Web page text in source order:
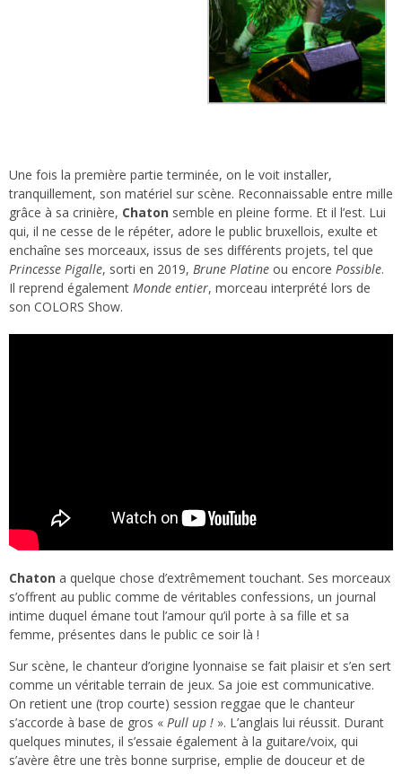
Une fois la première partie terminée, on le voit installer,
tranquillement, son matériel sur scène. Reconnaissable entre mille
grâce à sa crinière, Chaton semble en pleine forme. Et il l’est. Lui
qui, il ne cesse de le répéter, adore le public bruxellois, exulte et
enchaîne ses morceaux, issus de ses différents projets, tel que
Princesse Pigalle, sorti en 2019, Brune Platine ou encore Possible.
Il reprend également Monde entier, morceau interprété lors de
son COLORS Show.
Chaton a quelque chose d’extrêmement touchant. Ses morceaux
s’offrent au public comme de véritables confessions, un journal
intime duquel émane tout l’amour qu’il porte à sa fille et sa
femme, présentes dans le public ce soir là !
Sur scène, le chanteur d’origine lyonnaise se fait plaisir et s’en sert
comme un véritable terrain de jeux. Sa joie est communicative.
On retient une (trop courte) session reggae que le chanteur
s’accorde à base de gros « Pull up ! ». L’anglais lui réussit. Durant
quelques minutes, il s’essaie également à la guitare/voix, qui
s’avère être une très bonne surprise, emplie de douceur et de